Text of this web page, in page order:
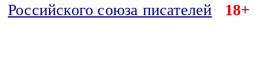
Российского союза писателей
18+